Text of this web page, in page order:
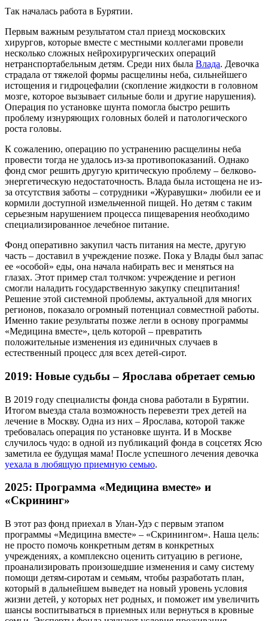
Так началась работа в Бурятии.
Первым важным результатом стал приезд московских
хирургов, которые вместе с местными коллегами провели
несколько сложных нейрохирургических операций
нетранспортабельным детям. Среди них была Влада. Девочка
страдала от тяжелой формы расщелины неба, сильнейшего
истощения и гидроцефалии (скопление жидкости в головном
мозге, которое вызывает сильные боли и другие нарушения).
Операция по установке шунта помогла быстро решить
проблему изнуряющих головных болей и патологического
роста головы.
К сожалению, операцию по устранению расщелины неба
провести тогда не удалось из-за противопоказаний. Однако
фонд смог решить другую критическую проблему – белково-
энергетическую недостаточность. Влада была истощена не из-
за отсутствия заботы – сотрудники «Журавушки» любили ее и
кормили доступной измельченной пищей. Но детям с таким
серьезным нарушением процесса пищеварения необходимо
специализированное лечебное питание.
Фонд оперативно закупил часть питания на месте, другую
часть – доставил в учреждение позже. Пока у Влады был запас
ее «особой» еды, она начала набирать вес и меняться на
глазах. Этот пример стал толчком: учреждение и регион
смогли наладить государственную закупку спецпитания!
Решение этой системной проблемы, актуальной для многих
регионов, показало огромный потенциал совместной работы.
Именно такие результаты позже легли в основу программы
«Медицина вместе», цель которой – превратить
положительные изменения из единичных случаев в
естественный процесс для всех детей-сирот.
2019: Новые судьбы – Ярослава обретает семью
В 2019 году специалисты фонда снова работали в Бурятии.
Итогом выезда стала возможность перевезти трех детей на
лечение в Москву. Одна из них – Ярослава, которой также
требовалась операция по установке шунта. И в Москве
случилось чудо: в одной из публикаций фонда в соцсетях Ясю
заметила ее будущая мама! После успешного лечения девочка
уехала в любящую приемную семью.
2025: Программа «Медицина вместе» и
«Скрининг»
В этот раз фонд приехал в Улан-Удэ с первым этапом
программы «Медицина вместе» – «Скринингом». Наша цель:
не просто помочь конкретным детям в конкретных
учреждениях, а комплексно оценить ситуацию в регионе,
проанализировать произошедшие изменения и саму систему
помощи детям-сиротам и семьям, чтобы разработать план,
который в дальнейшем выведет на новый уровень условия
жизни детей, у которых нет родных, и поможет им увеличить
шансы воспитываться в приемных или вернуться в кровные